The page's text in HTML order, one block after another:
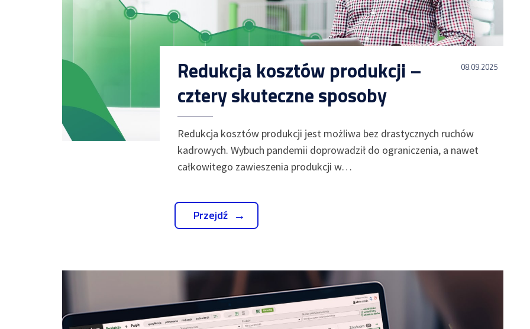
Redukcja kosztów produkcji –
cztery skuteczne sposoby
08.09.2025
Redukcja kosztów produkcji jest możliwa bez drastycznych ruchów
kadrowych. Wybuch pandemii doprowadził do ograniczenia, a nawet
całkowitego zawieszenia produkcji w…
Przejdź